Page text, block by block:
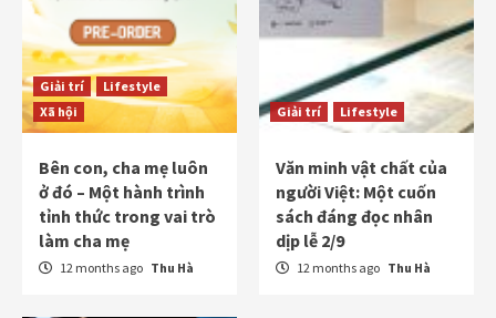
Giải trí
Lifestyle
Xã hội
Bên con, cha mẹ luôn
ở đó – Một hành trình
tỉnh thức trong vai trò
làm cha mẹ
12 months ago Thu Hà
Giải trí Lifestyle
Văn minh vật chất của
người Việt: Một cuốn
sách đáng đọc nhân
dịp lễ 2/9
12 months ago Thu Hà